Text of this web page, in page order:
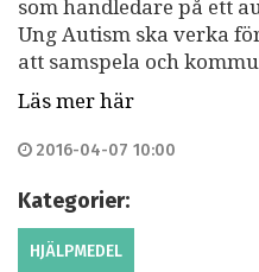
som handledare på ett
Ung Autism ska verka
att samspela och
Läs mer här
2016-04-07 10:00
Kategorier:
HJÄLPMEDEL